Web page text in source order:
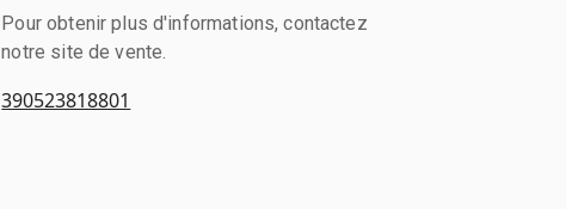
Pour obtenir plus d'informations, contactez
notre site de vente.
390523818801